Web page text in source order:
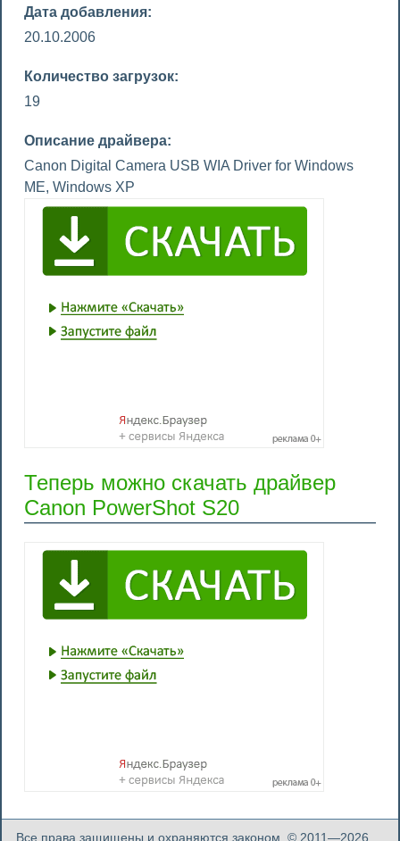
Дата добавления:
20.10.2006
Количество загрузок:
19
Описание драйвера:
Canon Digital Camera USB WIA Driver for Windows
ME, Windows XP
Теперь можно скачать драйвер
Canon PowerShot S20
Все права защищены и охраняются законом. © 2011—2026